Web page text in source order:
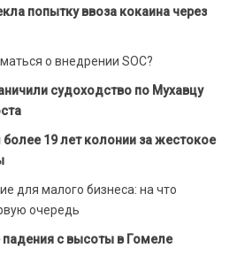
попытку ввоза кокаина через
о внедрении SOC?
судоходство по Мухавцу
19 лет колонии за жестокое
для малого бизнеса: на что
очередь
с высоты в Гомеле